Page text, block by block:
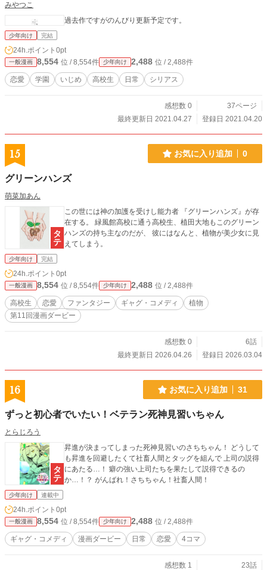
みやつこ
過去作ですがのんびり更新予定です。
少年向け 完結
24h.ポイント 0pt
一般漫画 8,554 位 / 8,554件 少年向け 2,488 位 / 2,488件
恋愛 学園 いじめ 高校生 日常 シリアス
感想数 0
37ページ
最終更新日 2021.04.27
登録日 2021.04.20
15 お気に入り追加 0
グリーンハンズ
萌菜加あん
この世には神の加護を受けし能力者 『グリーンハンズ』が存
在する。 緑風館高校に通う高校生、植田大地もこのグリーン
ハンズの持ち主なのだが、 彼にはなんと、植物が美少女に見
えてしまう。
少年向け 完結
24h.ポイント 0pt
一般漫画 8,554 位 / 8,554件 少年向け 2,488 位 / 2,488件
高校生 恋愛 ファンタジー ギャグ・コメディ
植物
第11回漫画ダービー
感想数 0
6話
最終更新日 2026.04.26
登録日 2026.03.04
16 お気に入り追加 31
ずっと初心者でいたい！ベテラン死神見習いちゃん
とらじろう
昇進が決まってしまった死神見習いのさちちゃん！ どうして
も昇進を回避したくて社畜人間とタッグを組んで 上司の説得
にあたる…！ 癖の強い上司たちを果たして説得できるの
か…！？ がんばれ！さちちゃん！社畜人間！
少年向け 連載中
24h.ポイント 0pt
一般漫画 8,554 位 / 8,554件 少年向け 2,488 位 / 2,488件
ギャグ・コメディ 漫画ダービー 日常 恋愛 4コマ
感想数 1
23話